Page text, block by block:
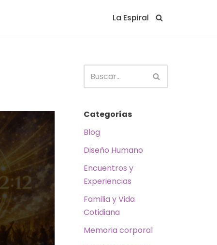
La Espiral
Categorías
Blog
Diseño Humano
Encuentros y
Experiencias
Familia y Vida
Cotidiana
Memoria corporal